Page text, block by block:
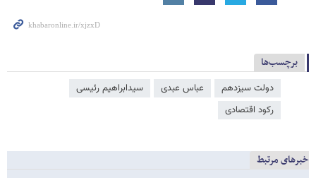
برچسب‌ها
دولت سیزدهم عباس عبدی
سیدابراهیم رئیسی
رکود اقتصادی
خبرهای مرتبط